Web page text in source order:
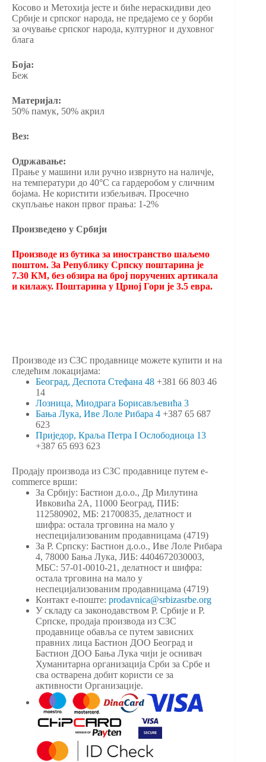
Косово и Метохија јесте и биће нераскидиви део
Србије и српског народа, не предајемо се у борби
за очување српског народа, културног и духовног
блага
Боја:
Беж
Материјал:
50% памук, 50% акрил
Вез:
Одржавање:
Прање у машини или ручно изврнуто на наличје,
на температури до 40°C са гардеробом у сличним
бојама. Не користити избељивач. Просечно
скупљање након првог прања: 1-2%
Произведено у Србији
Производе из бутика за иностранство шаљемо
поштом. За Републику Српску поштарина је
7.30 КМ, без обзира на број поручених артикала
и килажу. Поштарина у Црној Гори је 3.5 евра.
Производе из СЗС продавнице можете купити и на
следећим локацијама:
Београд, Деспота Стефана 48 +381 66 803 46
14
Лозница, Миодрага Борисављевића 3
Бања Лука, Иве Лоле Рибара 4 +387 65 687
623
Приједор, Краља Петра I Ослободиоца 13
+387 65 693 623
Продају производа из СЗС продавнице путем e-
commerce врши:
За Србију: Бастион д.о.о., Др Милутина
Ивковића 2А, 11000 Београд, ПИБ:
112580902, МБ: 21700835, делатност и
шифра: остала трговина на мало у
неспецијализованим продавницама (4719)
За Р. Српску: Бастион д.о.о., Иве Лоле Рибара
4, 78000 Бања Лука, ЈИБ: 4404672030003,
МБС: 57-01-0010-21, делатност и шифра:
остала трговина на мало у
неспецијализованим продавницама (4719)
Контакт е-поште: prodavnica@srbizasrbe.org
У складу са законодавством Р. Србије и Р.
Српске, продаја производа из СЗС
продавнице обавља се путем зависних
правних лица Бастион ДОО Београд и
Бастион ДОО Бања Лука чији је оснивач
Хуманитарна организација Срби за Србе и
сва остварена добит користи се за
активности Организације.